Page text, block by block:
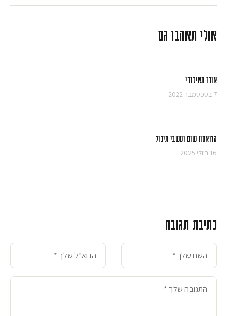
אולי תאהבו גם
אורז תאילנדי
7 בספטמבר 2022
קרואסון שום ועשבי תיבול
16 ביולי 2025
כתיבת תגובה